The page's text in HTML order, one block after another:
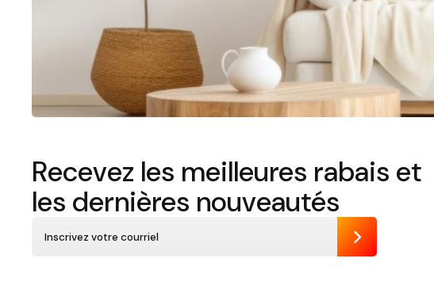
Recevez les meilleures rabais et
les dernières nouveautés
Envoyer